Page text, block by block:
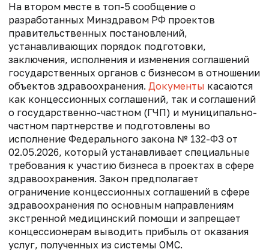
На втором месте в топ-5 сообщение о
разработанных Минздравом РФ проектов
правительственных постановлений,
устанавливающих порядок подготовки,
заключения, исполнения и изменения соглашений
государственных органов с бизнесом в отношении
объектов здравоохранения. Документы касаются
как концессионных соглашений, так и соглашений
о государственно-частном (ГЧП) и муниципально-
частном партнерстве и подготовлены во
исполнение Федерального закона № 132-ФЗ от
02.05.2026, который устанавливает специальные
требования к участию бизнеса в проектах в сфере
здравоохранения. Закон предполагает
ограничение концессионных соглашений в сфере
здравоохранения по основным направлениям
экстренной медицинский помощи и запрещает
концессионерам выводить прибыль от оказания
услуг, полученных из системы ОМС.